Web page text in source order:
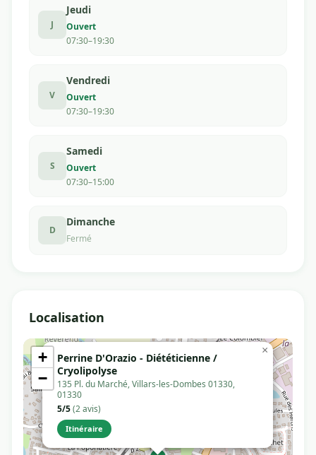
J
Jeudi
Ouvert
07:30–19:30
V
Vendredi
Ouvert
07:30–19:30
S
Samedi
Ouvert
07:30–15:00
D
Dimanche
Fermé
Localisation
Perrine D'Orazio - Diététicienne /
Cryolipolyse
135 Pl. du Marché, Villars-les-Dombes 01330,
01330
5/5(2 avis)
Itinéraire
×
+
−